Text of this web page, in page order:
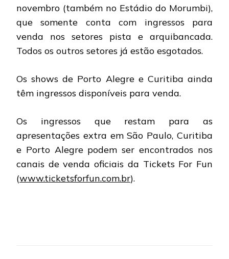
novembro (também no Estádio do Morumbi),
que somente conta com ingressos para
venda nos setores pista e arquibancada.
Todos os outros setores já estão esgotados.
Os shows de Porto Alegre e Curitiba ainda
têm ingressos disponíveis para venda.
Os ingressos que restam para as
apresentações extra em São Paulo, Curitiba
e Porto Alegre podem ser encontrados nos
canais de venda oficiais da Tickets For Fun
(www.ticketsforfun.com.br).